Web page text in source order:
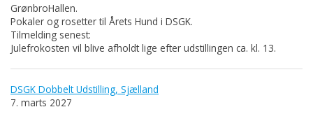
GrønbroHallen.
Pokaler og rosetter til Årets Hund i DSGK.
Tilmelding senest:
Julefrokosten vil blive afholdt lige efter udstillingen ca. kl. 13.
DSGK Dobbelt Udstilling, Sjælland
7. marts 2027